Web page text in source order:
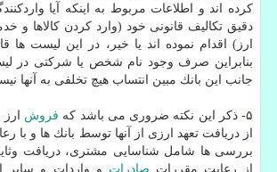
كرده اند و اطلاعات مربوط به اینكه آیا
دقیق تكالیف قانونی خود (وارد كردن كالاها و
ارز) اقدام نموده اند یا خیر، در این لیست ها
بنابراین صرف وجود نام شخص یا شركتی در
جانب این بانك مبین انتساب هیچ تخلفی به آنها
۵- ذكر این نكته ضروری می باشد كه فروش
از دریافت تعهد ارزی از آنها توسط بانك ها و با
بررسی ها شامل شناسایی مشتری، دریافت
از رعایت مقررات صادرات و واردات و سایر